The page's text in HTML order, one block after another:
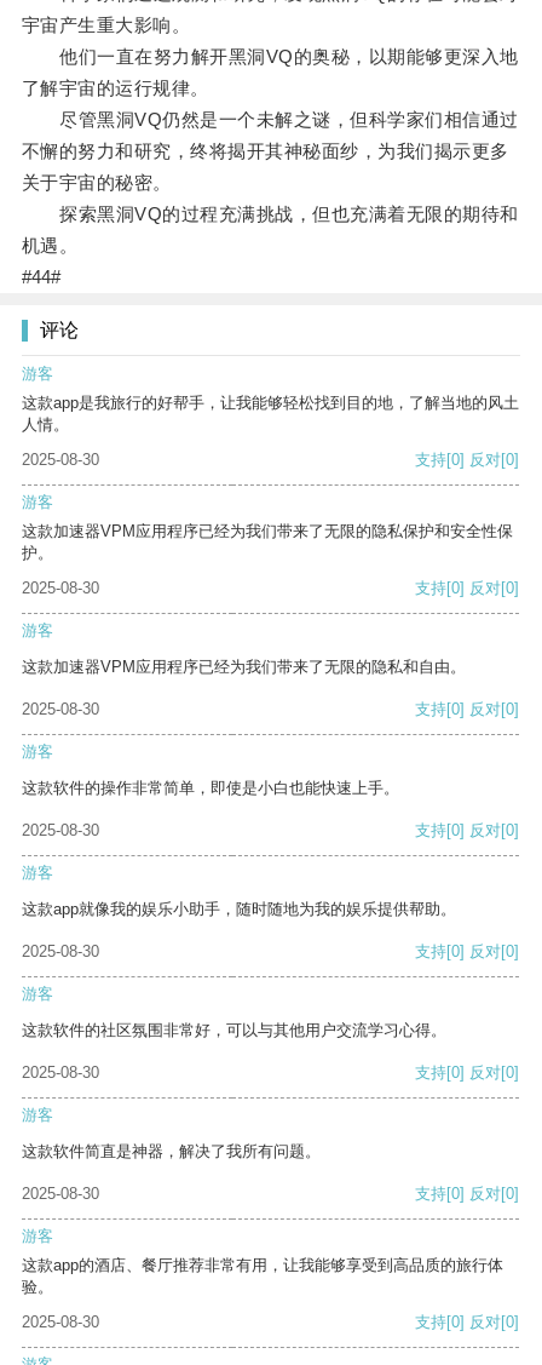
宇宙产生重大影响。
他们一直在努力解开黑洞VQ的奥秘，以期能够更深入地
了解宇宙的运行规律。
尽管黑洞VQ仍然是一个未解之谜，但科学家们相信通过
不懈的努力和研究，终将揭开其神秘面纱，为我们揭示更多
关于宇宙的秘密。
探索黑洞VQ的过程充满挑战，但也充满着无限的期待和
机遇。
#44#
评论
游客
这款app是我旅行的好帮手，让我能够轻松找到目的地，了解当地的风土
人情。
2025-08-30
支持[0] 反对[0]
游客
这款加速器VPM应用程序已经为我们带来了无限的隐私保护和安全性保
护。
2025-08-30
支持[0] 反对[0]
游客
这款加速器VPM应用程序已经为我们带来了无限的隐私和自由。
2025-08-30 支持[0] 反对[0]
游客
这款软件的操作非常简单，即使是小白也能快速上手。
2025-08-30 支持[0] 反对[0]
游客
这款app就像我的娱乐小助手，随时随地为我的娱乐提供帮助。
2025-08-30 支持[0] 反对[0]
游客
这款软件的社区氛围非常好，可以与其他用户交流学习心得。
2025-08-30 支持[0] 反对[0]
游客
这款软件简直是神器，解决了我所有问题。
2025-08-30 支持[0] 反对[0]
游客
这款app的酒店、餐厅推荐非常有用，让我能够享受到高品质的旅行体
验。
2025-08-30
支持[0] 反对[0]